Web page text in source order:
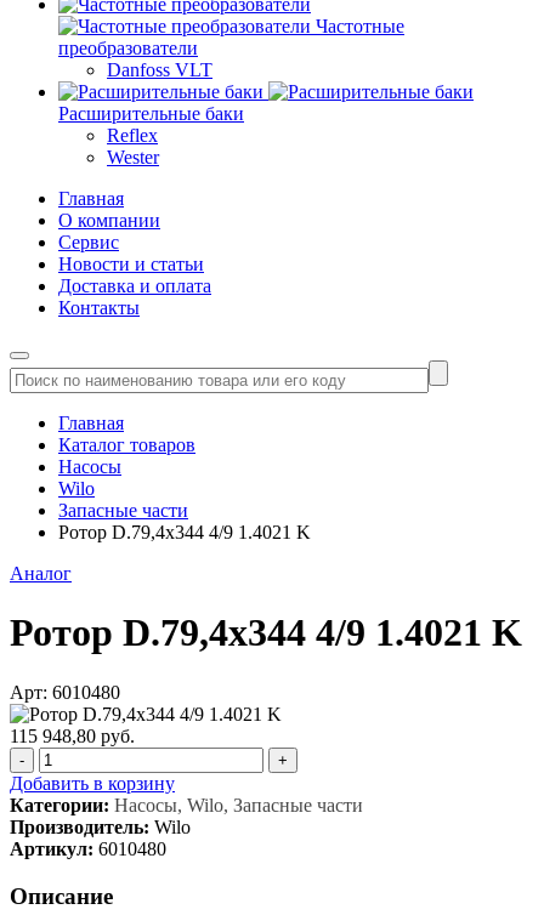
Частотные
преобразователи
Danfoss VLT
Расширительные баки
Reflex
Wester
Главная
О компании
Сервис
Новости и статьи
Доставка и оплата
Контакты
Главная
Каталог товаров
Насосы
Wilo
Запасные части
Ротор D.79,4x344 4/9 1.4021 K
Аналог
Ротор D.79,4x344 4/9 1.4021 K
Арт: 6010480
115 948,80 руб.
- +
Добавить в корзину
Категории: Насосы, Wilo, Запасные части
Производитель: Wilo
Артикул: 6010480
Описание